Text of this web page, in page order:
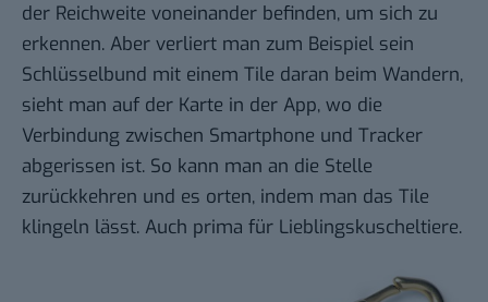
der Reichweite voneinander befinden, um sich zu
erkennen. Aber verliert man zum Beispiel sein
Schlüsselbund mit einem Tile daran beim Wandern,
sieht man auf der Karte in der App, wo die
Verbindung zwischen Smartphone und Tracker
abgerissen ist. So kann man an die Stelle
zurückkehren und es orten, indem man das Tile
klingeln lässt. Auch prima für Lieblingskuscheltiere.